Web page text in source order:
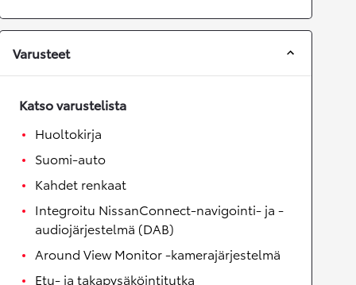
Varusteet
Katso varustelista
Huoltokirja
Suomi-auto
Kahdet renkaat
Integroitu NissanConnect-navigointi- ja -
audiojärjestelmä (DAB)
Around View Monitor -kamerajärjestelmä
Etu- ja takapysäköintitutka